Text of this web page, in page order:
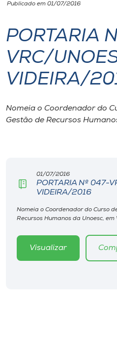
Unoesc
Internacionalização
I.nova
Cultura
Biblioteca
Editora
Rádio
Publicado em 01/07/2016
PORTARIA
VRC/
VIDEIRA/
Nomeia o Coordenador do
Gestão de Recursos
01/07/2016
PORTARIA Nº 047-
VIDEIRA/2016
Nomeia o Coordenador do Curso
Recursos Humanos da Unoesc, em
Visualizar